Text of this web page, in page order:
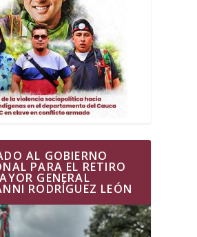
AL GOBIERNO
PARA EL RETIRO
GENERAL
RODRÍGUEZ LEÓN